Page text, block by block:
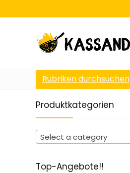
Rubriken durchsuchen
Produktkategorien
Select a category
Top-Angebote!!